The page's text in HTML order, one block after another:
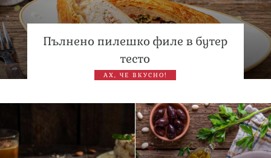
Пълнено пилешко филе в бутер
тесто
АХ, ЧЕ ВКУСНО!